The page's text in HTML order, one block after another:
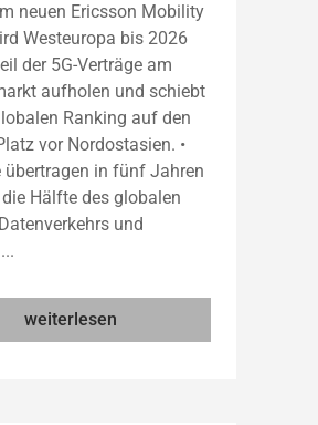
neuen Ericsson Mobility
Westeuropa bis 2026
der 5G-Verträge am
aufholen und schiebt
Ranking auf den
vor Nordostasien. •
übertragen in fünf Jahren
Hälfte des globalen
und
weiterlesen